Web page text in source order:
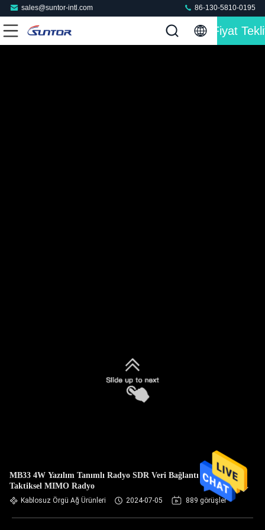
sales@suntor-intl.com 86-130-5810-0195
Fiyat
MB33 4W Yazılım Tanımlı Radyo SDR Veri Bağlantı Ağı
Taktiksel MIMO Radyo
Kablosuz Örgü Ağ Ürünleri 2024-07-05 889 görüşler